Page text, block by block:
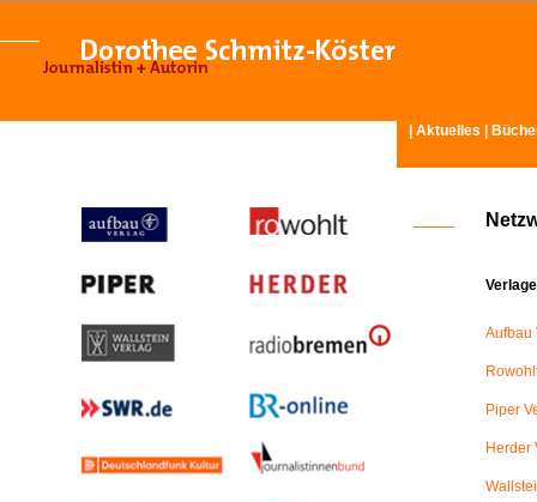
Aktuelles
Verlage
Aufbau
Piper
Herder